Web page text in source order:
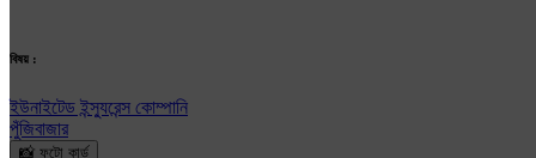
বিষয় :
ইউনাইটেড ইন্স্যুরেন্স কোম্পানি
পুঁজিবাজার
📸 ফটো কার্ড